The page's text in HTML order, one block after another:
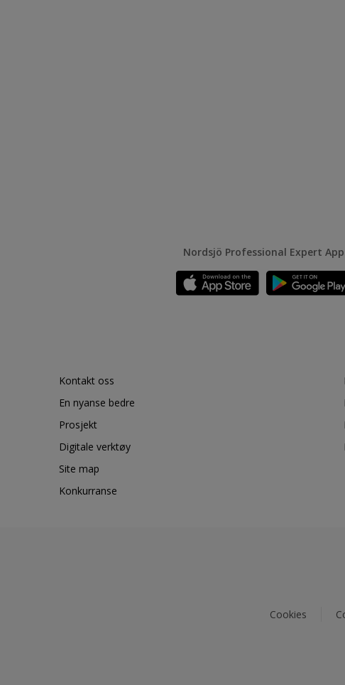
Nordsjö Professional Expert App
Kontakt oss
En nyanse bedre
Prosjekt
Digitale verktøy
Site map
Konkurranse
Cookies